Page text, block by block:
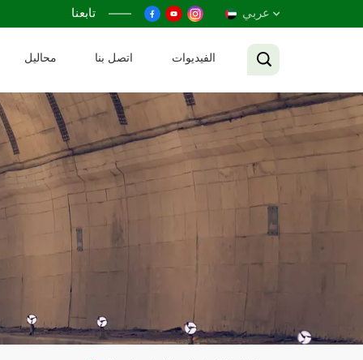
تابعنا عربي
Français
Русский
محاليل اتصل بنا الفيديوات